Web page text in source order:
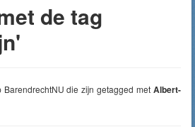
de tag
die zijn getagged met Albert-